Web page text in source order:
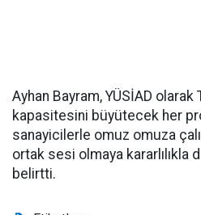
Ayhan Bayram, YÜSİAD
kapasitesini büyütecek her
sanayicilerle omuz omuza
ortak sesi olmaya kararlılıkla
belirtti.